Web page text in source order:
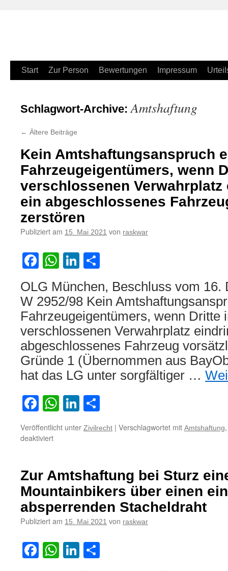
Zum
springen
Start Zur Person Bewertungen Impressum
Schlagwort-Archive:Amtshaftung
← Ältere Beiträge
Kein Amtshaftungsanspruch
Fahrzeugeigentümers, wenn
verschlossenen
ein abgeschlossenes
zerstören
Publiziert am 15. Mai 2021 von raskwar
Facebook
WhatsApp
LinkedIn
OLG München, Beschluss vom 16.
W 2952/98 Kein
Fahrzeugeigentümers, wenn Dritte
verschlossenen Verwahrplatz
abgeschlossenes Fahrzeug
Gründe 1 (Übernommen aus
hat das LG unter sorgfältiger …
Facebook
WhatsApp
LinkedIn
Veröffentlicht unter Zivilrecht | Verschlagwortet mit Amtshaftung
deaktiviertfür
Fahrzeugeigentümers,
wenn
Dritte
in
einen
eindringen
und
Zur Amtshaftung bei Sturz
Mountainbikers über einen
absperrenden Stacheldraht
Publiziert am 15. Mai 2021 von raskwar
Facebook
WhatsApp
LinkedIn